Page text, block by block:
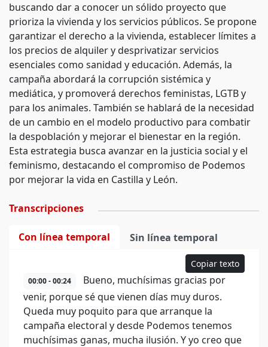
buscando dar a conocer un sólido proyecto que
prioriza la vivienda y los servicios públicos. Se propone
garantizar el derecho a la vivienda, establecer límites a
los precios de alquiler y desprivatizar servicios
esenciales como sanidad y educación. Además, la
campaña abordará la corrupción sistémica y
mediática, y promoverá derechos feministas, LGTB y
para los animales. También se hablará de la necesidad
de un cambio en el modelo productivo para combatir
la despoblación y mejorar el bienestar en la región.
Esta estrategia busca avanzar en la justicia social y el
feminismo, destacando el compromiso de Podemos
por mejorar la vida en Castilla y León.
Transcripciones
Con línea temporal Sin línea temporal
Copiar texto
00:00 - 00:24
Bueno, muchísimas gracias por
venir, porque sé que vienen días muy duros.
Queda muy poquito para que arranque la
campaña electoral y desde Podemos tenemos
muchísimas ganas, mucha ilusión. Y yo creo que